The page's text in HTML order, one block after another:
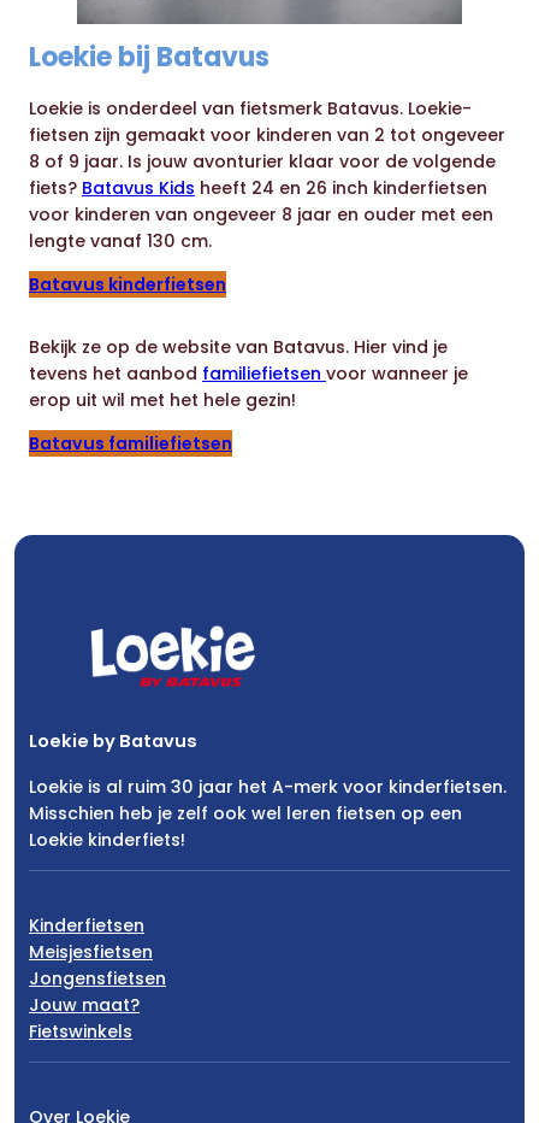
Loekie bij Batavus
Loekie is onderdeel van fietsmerk Batavus. Loekie-
fietsen zijn gemaakt voor kinderen van 2 tot ongeveer
8 of 9 jaar. Is jouw avonturier klaar voor de volgende
fiets? Batavus Kids heeft 24 en 26 inch kinderfietsen
voor kinderen van ongeveer 8 jaar en ouder met een
lengte vanaf 130 cm.
Batavus kinderfietsen
Bekijk ze op de website van Batavus. Hier vind je
tevens het aanbod familiefietsen voor wanneer je
erop uit wil met het hele gezin!
Batavus familiefietsen
Loekie by Batavus
Loekie is al ruim 30 jaar het A-merk voor kinderfietsen.
Misschien heb je zelf ook wel leren fietsen op een
Loekie kinderfiets!
Kinderfietsen
Meisjesfietsen
Jongensfietsen
Jouw maat?
Fietswinkels
Over Loekie